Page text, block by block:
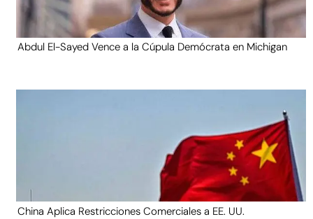
Abdul El-Sayed Vence a la Cúpula Demócrata en Michigan
China Aplica Restricciones Comerciales a EE. UU.